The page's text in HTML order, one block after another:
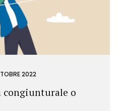
2022
congiunturale o